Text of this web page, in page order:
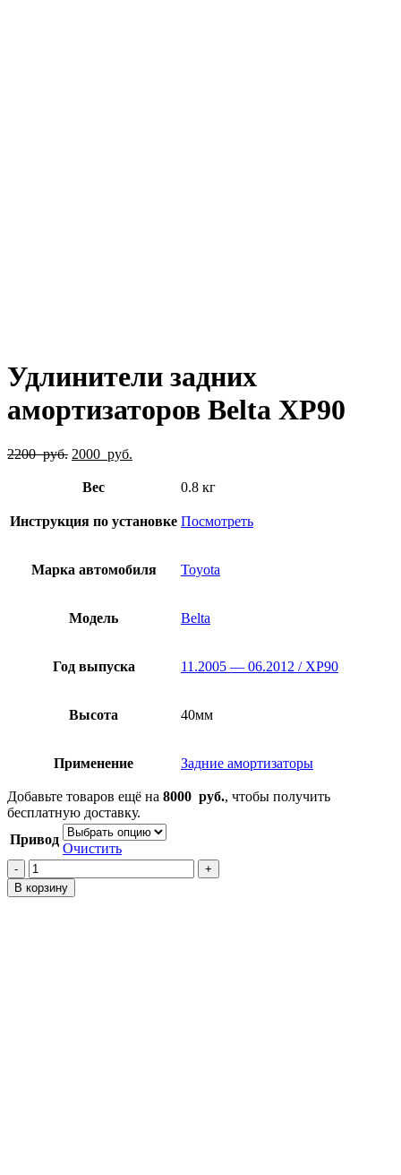
Удлинители задних
амортизаторов Belta XP90
2200руб. Первоначальная
составляла
руб..
2000 руб.
Вес 0.8 кг
Инструкция по установке Посмотреть
Марка автомобиля Toyota
Модель Belta
Год выпуска 11.2005 — 06.2012 / XP90
Высота 40мм
Применение Задние амортизаторы
Добавьте товаров ещё на 8000 руб., чтобы получить
бесплатную доставку.
Привод
Очистить
Количество
товара
Удлинители
В корзину